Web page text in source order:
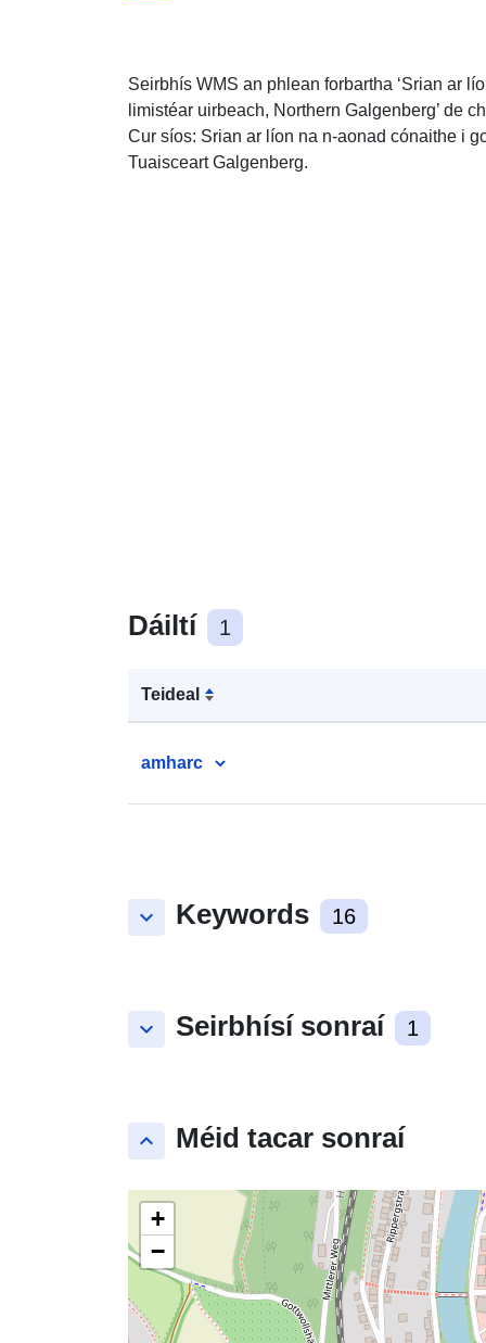
Seirbhís WMS an phlean forbartha ‘Srian ar
limistéar uirbeach, Northern Galgenberg’ de
Cur síos: Srian ar líon na n-aonad cónaithe i
Tuaisceart Galgenberg.
Dáiltí 1
Teideal
amharc
keyboard_arrow_down Keywords 16
keyboard_arrow_down Seirbhísí sonraí 1
keyboard_arrow_up Méid tacar sonraí
+
−